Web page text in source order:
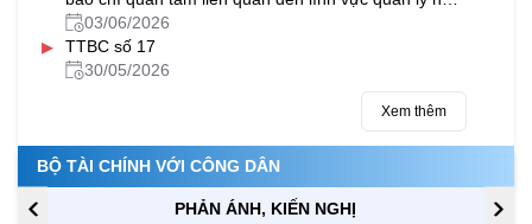
nước của Bộ Tài chính trong tháng 5/2026
03/06/2026
▸
TTBC số 17
30/05/2026
Xem thêm
BỘ TÀI CHÍNH VỚI CÔNG DÂN
PHẢN ÁNH, KIẾN NGHỊ